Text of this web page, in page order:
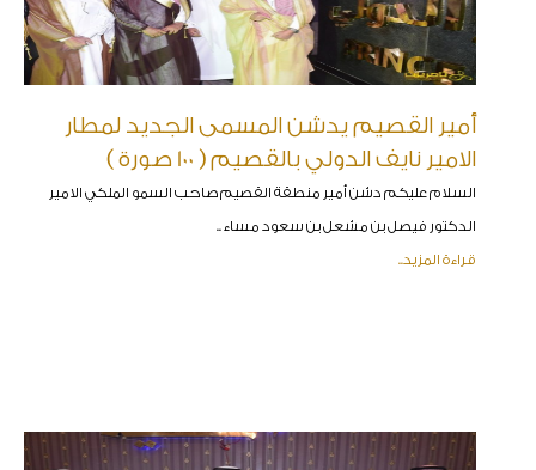
أمير القصيم يدشن المسمى الجديد لمطار
الامير نايف الدولي بالقصيم ( 100 صورة )
السلام عليكم دشن أمير منطقة القصيم صاحب السمو الملكي الامير
الدكتور فيصل بن مشعل بن سعود مساء ..
قراءة المزيد..